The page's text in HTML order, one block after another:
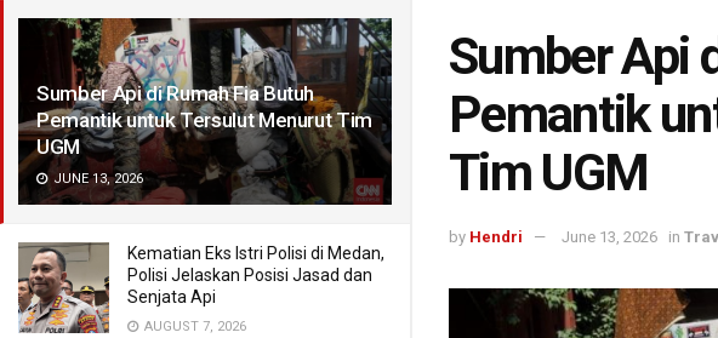
Sumber Api di Rumah Fia Butuh
Pemantik untuk Tersulut Menurut Tim
UGM
JUNE 13, 2026
Kematian Eks Istri Polisi di Medan,
Polisi Jelaskan Posisi Jasad dan
Senjata Api
AUGUST 7, 2026
Sumber Api
Pemantik
Tim UGM
by Hendri June 13, 2026 in